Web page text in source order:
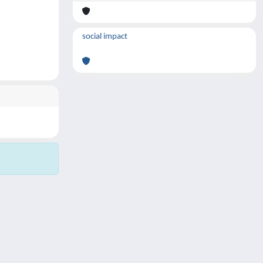
social impact